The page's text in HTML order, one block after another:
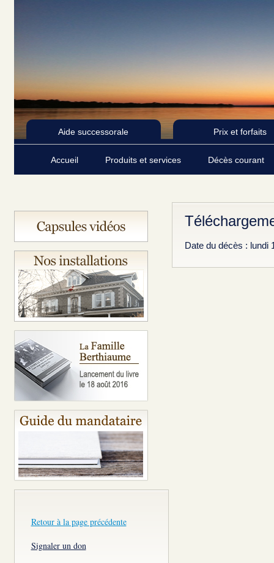
Aide successorale Prix et forfaits
Accueil Produits et services Décès courant
Retour à la page précédente
Signaler un don
Date du décès : lundi